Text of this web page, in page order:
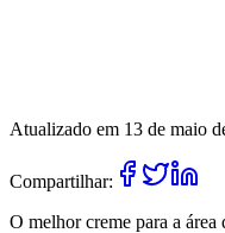
Atualizado em 13 de maio
Compartilhar:
O melhor creme para a